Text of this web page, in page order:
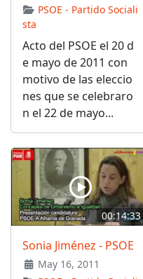
PSOE - Partido Sociali
sta
Acto del PSOE el 20 d
e mayo de 2011 con
motivo de las eleccio
nes que se celebraro
n el 22 de mayo...
00:14:33
Sonia Jiménez - PSOE
May 16, 2011